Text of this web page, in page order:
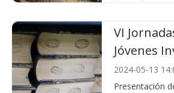
VI
Jóvenes
2024-05-13
Presentación